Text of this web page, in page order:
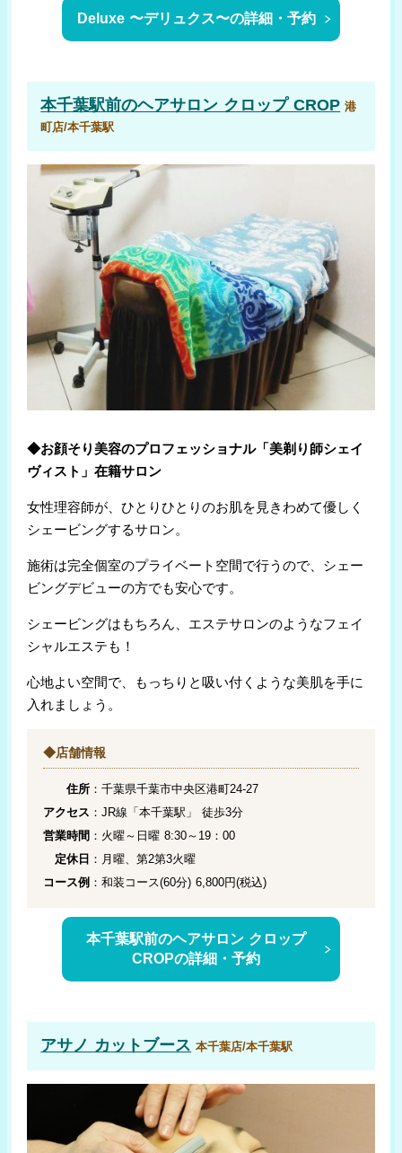
なかにし
(茂原/茂原市)
￥5,500
Reive
Hiro
￥4,000
平野理髪
(吉橋/八千代市)
￥3,000
ベルーガ
(ユーカリが丘駅/佐倉市)
￥6,600
Fleek
(浦安/千葉市)
￥4,100
(ちはら台/市原市)
￥3,200
(塩浜/市原市)
(千種/市原市)
(茂原/茂原市)
Reive
(飯岡/旭市)
Deluxe 〜デリュクス〜の詳細・予約
本千葉駅前のヘアサロン クロップ CROP 港
町店/本千葉駅
◆お顔そり美容のプロフェッショナル「美剃り師シェイ
ヴィスト」在籍サロン
女性理容師が、ひとりひとりのお肌を見きわめて優しく
シェービングするサロン。
施術は完全個室のプライベート空間で行うので、シェー
ビングデビューの方でも安心です。
シェービングはもちろん、エステサロンのようなフェイ
シャルエステも！
心地よい空間で、もっちりと吸い付くような美肌を手に
入れましょう。
◆店舗情報
住所 ：千葉県千葉市中央区港町24-27
アクセス ：JR線「本千葉駅」 徒歩3分
営業時間 ：火曜～日曜 8:30～19：00
定休日 ：月曜、第2第3火曜
コース例 ：和装コース(60分) 6,800円(税込)
本千葉駅前のヘアサロン クロップ
CROPの詳細・予約
アサノ カットブース 本千葉店/本千葉駅